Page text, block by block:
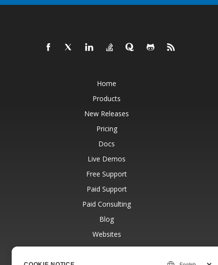
Home
Products
New Releases
Pricing
Docs
Live Demos
Free Support
Paid Support
Paid Consulting
Blog
Websites
About